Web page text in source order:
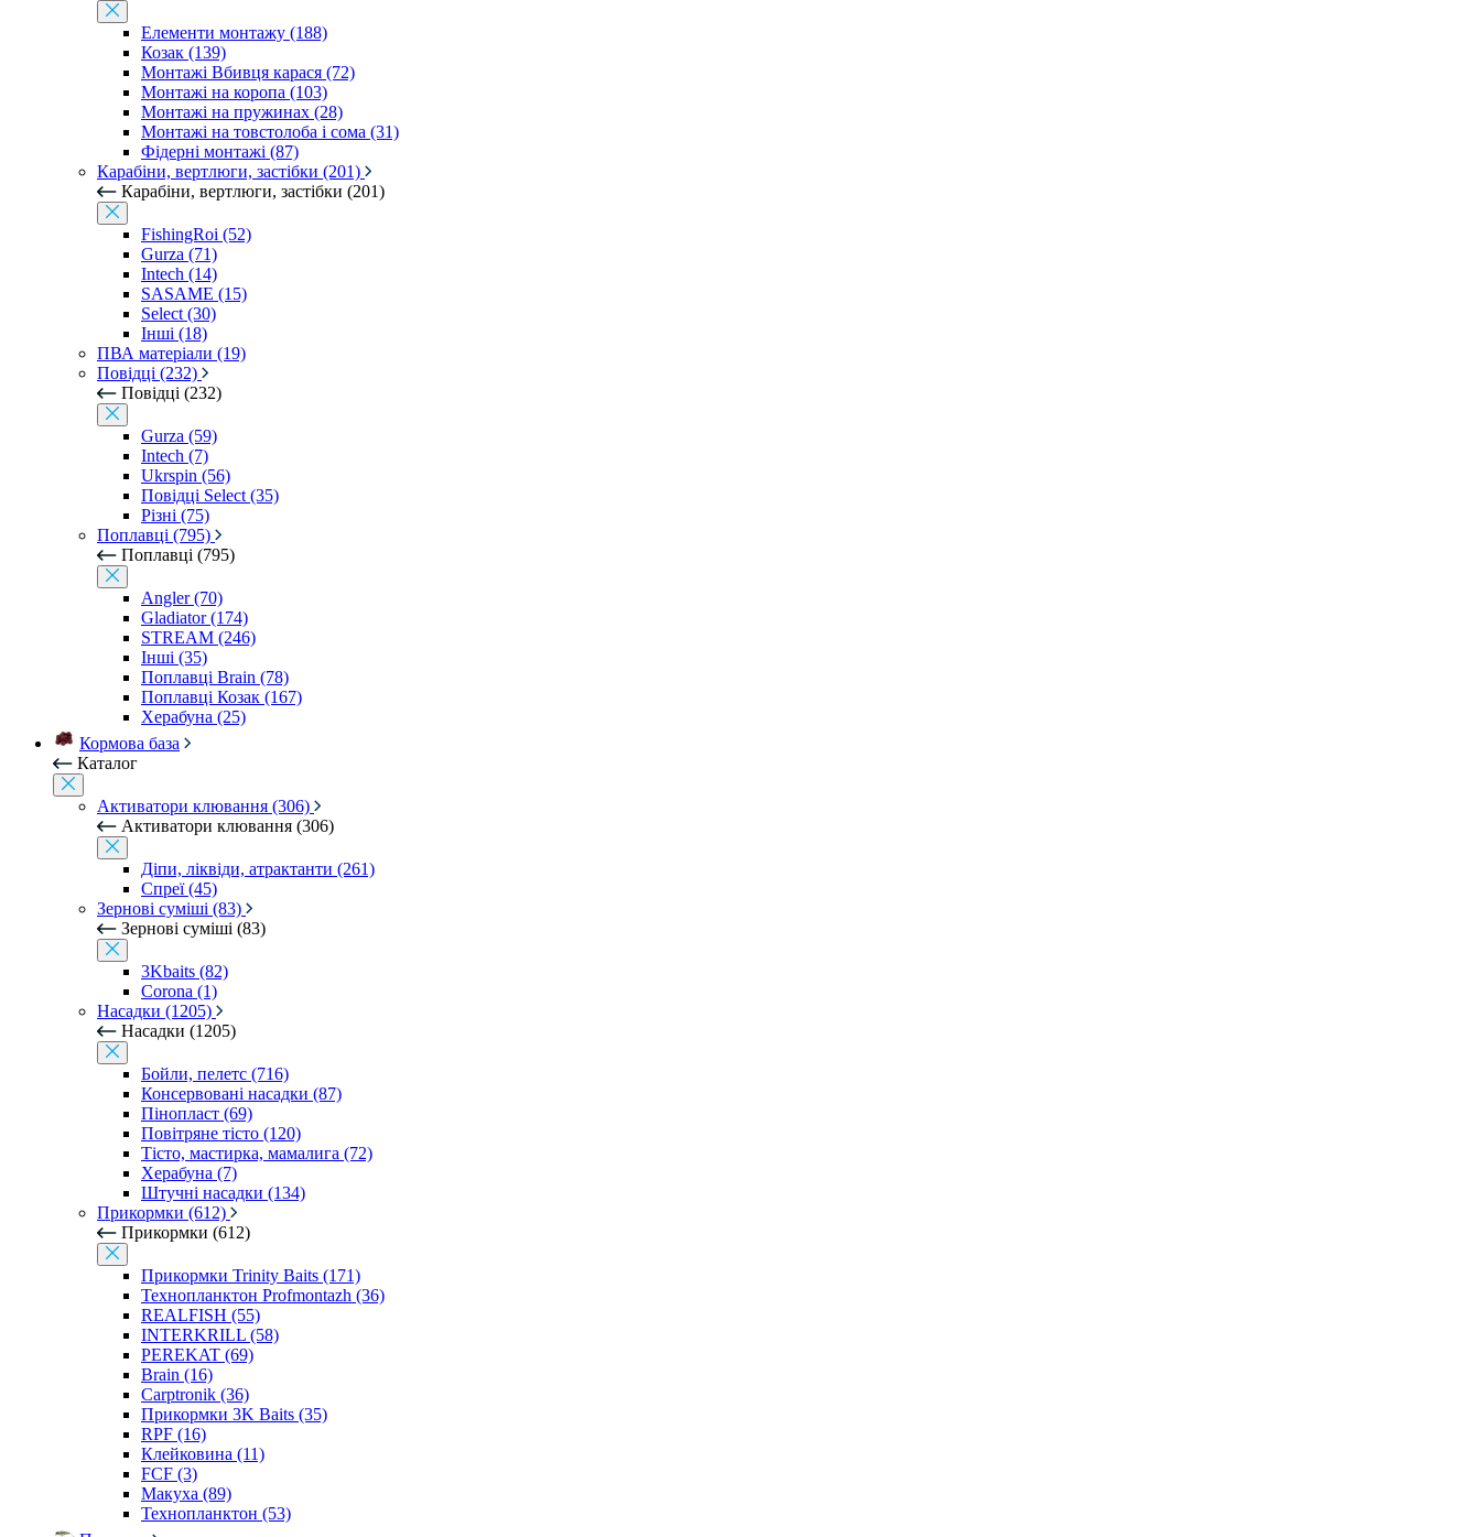
Елементи монтажу (188)
Козак (139)
Монтажі Вбивця карася (72)
Монтажі на коропа (103)
Монтажі на пружинах (28)
Монтажі на товстолоба і сома (31)
Фідерні монтажі (87)
Карабіни, вертлюги, застібки (201)
Карабіни, вертлюги, застібки (201)
FishingRoi (52)
Gurza (71)
Intech (14)
SASAME (15)
Select (30)
Інші (18)
ПВА матеріали (19)
Повідці (232)
Повідці (232)
Gurza (59)
Intech (7)
Ukrspin (56)
Повідці Select (35)
Різні (75)
Поплавці (795)
Поплавці (795)
Angler (70)
Gladiator (174)
STREAM (246)
Інші (35)
Поплавці Brain (78)
Поплавці Козак (167)
Херабуна (25)
Кормова база
Каталог
Активатори клювання (306)
Активатори клювання (306)
Діпи, ліквіди, атрактанти (261)
Спреї (45)
Зернові суміші (83)
Зернові суміші (83)
3Kbaits (82)
Corona (1)
Насадки (1205)
Насадки (1205)
Бойли, пелетс (716)
Консервовані насадки (87)
Пінопласт (69)
Повітряне тісто (120)
Тісто, мастирка, мамалига (72)
Херабуна (7)
Штучні насадки (134)
Прикормки (612)
Прикормки (612)
Прикормки Trinity Baits (171)
Технопланктон Profmontazh (36)
REALFISH (55)
INTERKRILL (58)
PEREKAT (69)
Brain (16)
Carptronik (36)
Прикормки 3K Baits (35)
RPF (16)
Клейковина (11)
FCF (3)
Макуха (89)
Технопланктон (53)